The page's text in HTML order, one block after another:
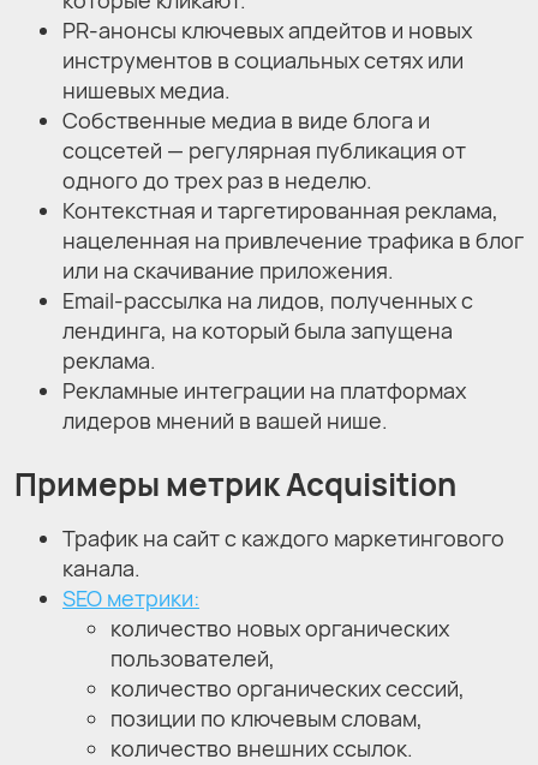
PR-анонсы ключевых апдейтов и новых
инструментов в социальных сетях или
нишевых медиа.
Собственные медиа в виде блога и
соцсетей — регулярная публикация от
одного до трех раз в неделю.
Контекстная и таргетированная реклама,
нацеленная на привлечение трафика в блог
или на скачивание приложения.
Email-рассылка на лидов, полученных с
лендинга, на который была запущена
реклама.
Рекламные интеграции на платформах
лидеров мнений в вашей нише.
Примеры метрик Acquisition
Трафик на сайт с каждого маркетингового
канала.
SEO метрики:
количество новых органических
пользователей,
количество органических сессий,
позиции по ключевым словам,
количество внешних ссылок.